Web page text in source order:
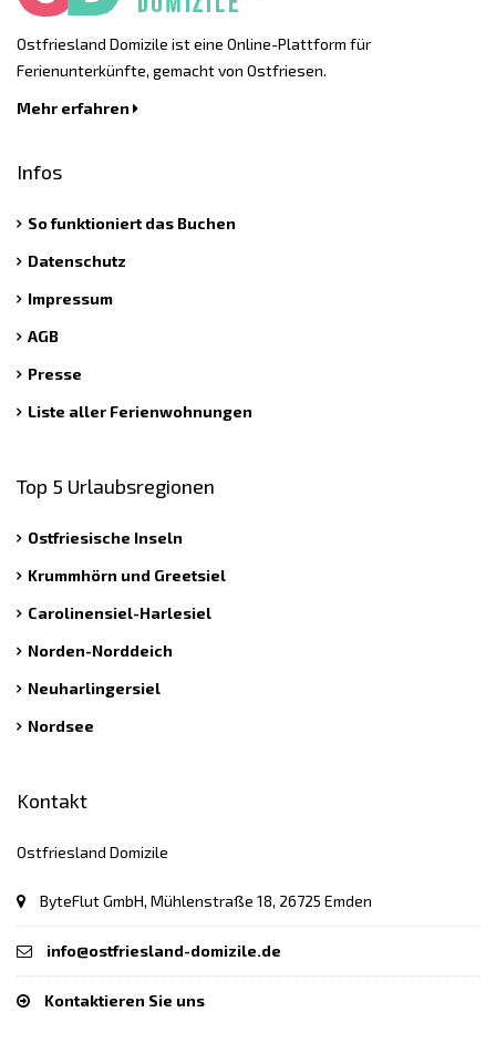
Ostfriesland Domizile ist eine Online-Plattform für
Ferienunterkünfte, gemacht von Ostfriesen.
Mehr erfahren
Infos
So funktioniert das Buchen
Datenschutz
Impressum
AGB
Presse
Liste aller Ferienwohnungen
Top 5 Urlaubsregionen
Ostfriesische Inseln
Krummhörn und Greetsiel
Carolinensiel-Harlesiel
Norden-Norddeich
Neuharlingersiel
Nordsee
Kontakt
Ostfriesland Domizile
ByteFlut GmbH, Mühlenstraße 18, 26725 Emden
info@ostfriesland-domizile.de
Kontaktieren Sie uns